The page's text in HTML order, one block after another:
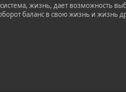
жизнь, дает возможность
баланс в свою жизнь и жизнь